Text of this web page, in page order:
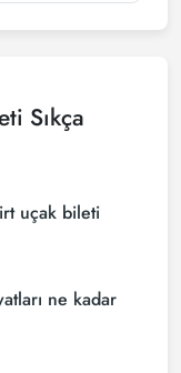
Sıkça
uçak bileti
büyük
ve yüzlerce
sitesinde
ne kadar